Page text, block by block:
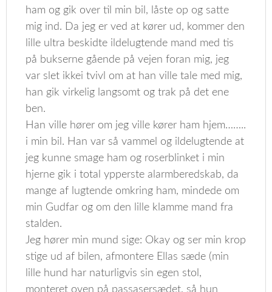
ham og gik over til min bil, låste op og satte
mig ind. Da jeg er ved at kører ud, kommer den
lille ultra beskidte ildelugtende mand med tis
på bukserne gående på vejen foran mig, jeg
var slet ikkei tvivl om at han ville tale med mig,
han gik virkelig langsomt og trak på det ene
ben.
Han ville hører om jeg ville kører ham hjem……..
i min bil. Han var så vammel og ildelugtende at
jeg kunne smage ham og roserblinket i min
hjerne gik i total ypperste alarmberedskab, da
mange af lugtende omkring ham, mindede om
min Gudfar og om den lille klamme mand fra
stalden.
Jeg hører min mund sige: Okay og ser min krop
stige ud af bilen, afmontere Ellas sæde (min
lille hund har naturligvis sin egen stol,
monteret oven på passasersædet, så hun